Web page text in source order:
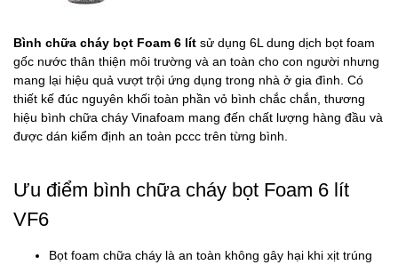
Bình chữa cháy bọt Foam 6 lít sử dụng 6L dung dịch bọt foam
gốc nước thân thiện môi trường và an toàn cho con người nhưng
mang lại hiệu quả vượt trội ứng dụng trong nhà ở gia đình. Có
thiết kế đúc nguyên khối toàn phần vỏ bình chắc chắn, thương
hiệu bình chữa cháy Vinafoam mang đến chất lượng hàng đầu và
được dán kiểm định an toàn pccc trên từng bình.
Ưu điểm bình chữa cháy bọt Foam 6 lít
VF6
Bọt foam chữa cháy là an toàn không gây hại khi xịt trúng